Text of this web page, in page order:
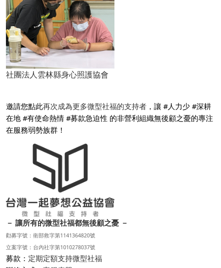
社團法人雲林縣身心照護協會
邀請您點此再次成為更多微型社福的支持者 ，讓 #人力少 #深耕
在地 #有使命熱情 #募款急迫性 的非營利組織無後顧之憂的專注
在服務弱勢族群！
－ 讓所有的微型社福都無後顧之憂 －
勸募字號：衛部救字第1141364820號
立案字號：台內社字第1010278037號
募款： 定期定額支持微型社福